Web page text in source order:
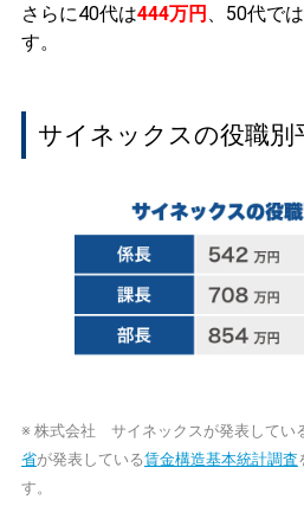
さらに40代は444万円 、50代では
す。
サイネックスの役職別
※ 株式会社 サイネックスが発表してい
省が発表している賃金構造基本統計調査
す。